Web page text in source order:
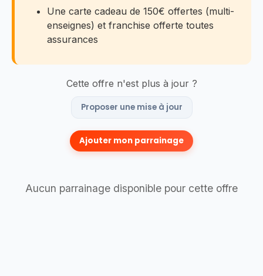
Une carte cadeau de 150€ offertes (multi-
enseignes) et franchise offerte toutes
assurances
Cette offre n'est plus à jour ?
Proposer une mise à jour
Ajouter mon parrainage
Aucun parrainage disponible pour cette offre